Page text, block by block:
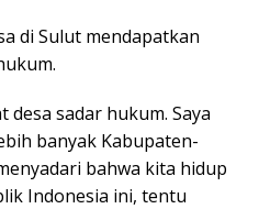
di Sulut mendapatkan
desa sadar hukum. Saya
banyak Kabupaten-
bahwa kita hidup
Indonesia ini, tentu